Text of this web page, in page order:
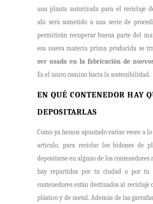
una planta autorizada para el reciclaje
ahí será sometido a una serie de
permitirán recuperar buena parte del
esa nueva materia prima producida se
ser usada en la fabricación de
Es el único camino hacia la sostenibilidad.
EN QUÉ CONTENEDOR HAY
DEPOSITARLAS
Como ya hemos apuntado varias veces a
artículo, para reciclar los bidones de
depositarse en alguno de los
hay repartidos por tu ciudad o por tu
contenedores están destinados al reciclaje
plástico y de metal. Además de las